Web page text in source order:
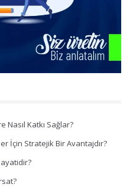
Nasıl Katkı Sağlar?
İçin Stratejik Bir Avantajdır?